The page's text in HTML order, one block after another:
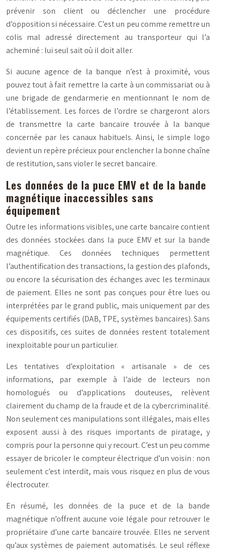
prévenir son client ou déclencher une procédure
d’opposition si nécessaire. C’est un peu comme remettre un
colis mal adressé directement au transporteur qui l’a
acheminé : lui seul sait où il doit aller.
Si aucune agence de la banque n’est à proximité, vous
pouvez tout à fait remettre la carte à un commissariat ou à
une brigade de gendarmerie en mentionnant le nom de
l’établissement. Les forces de l’ordre se chargeront alors
de transmettre la carte bancaire trouvée à la banque
concernée par les canaux habituels. Ainsi, le simple logo
devient un repère précieux pour enclencher la bonne chaîne
de restitution, sans violer le secret bancaire.
Les données de la puce EMV et de la bande
magnétique inaccessibles sans
équipement
Outre les informations visibles, une carte bancaire contient
des données stockées dans la puce EMV et sur la bande
magnétique. Ces données techniques permettent
l’authentification des transactions, la gestion des plafonds,
ou encore la sécurisation des échanges avec les terminaux
de paiement. Elles ne sont pas conçues pour être lues ou
interprétées par le grand public, mais uniquement par des
équipements certifiés (DAB, TPE, systèmes bancaires). Sans
ces dispositifs, ces suites de données restent totalement
inexploitable pour un particulier.
Les tentatives d’exploitation « artisanale » de ces
informations, par exemple à l’aide de lecteurs non
homologués ou d’applications douteuses, relèvent
clairement du champ de la fraude et de la cybercriminalité.
Non seulement ces manipulations sont illégales, mais elles
exposent aussi à des risques importants de piratage, y
compris pour la personne qui y recourt. C’est un peu comme
essayer de bricoler le compteur électrique d’un voisin : non
seulement c’est interdit, mais vous risquez en plus de vous
électrocuter.
En résumé, les données de la puce et de la bande
magnétique n’offrent aucune voie légale pour retrouver le
propriétaire d’une carte bancaire trouvée. Elles ne servent
qu’aux systèmes de paiement automatisés. Le seul réflexe